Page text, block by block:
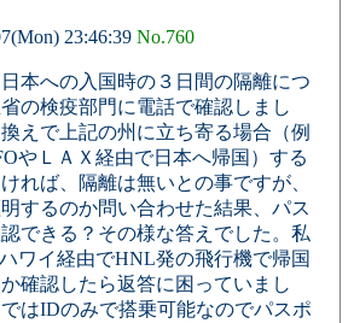
23:46:39 No.760
本への入国時の３日間の隔離につ
の検疫部門に電話で確認しまし
えで上記の州に立ち寄る場合（例
やＬＡＸ経由で日本へ帰国）する
れば、隔離は無いとの事ですが、
するのか問い合わせた結果、パス
できる？その様な答えでした。私
ワイ経由でHNL発の飛行機で帰国
確認したら返答に困っていまし
はIDのみで搭乗可能なのでパスポ